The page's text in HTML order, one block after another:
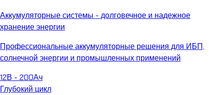
Аккумуляторные системы - долговечное и надежное
хранение энергии
Профессиональные аккумуляторные решения для ИБП,
солнечной энергии и промышленных применений
12В - 200Ач
Глубокий цикл